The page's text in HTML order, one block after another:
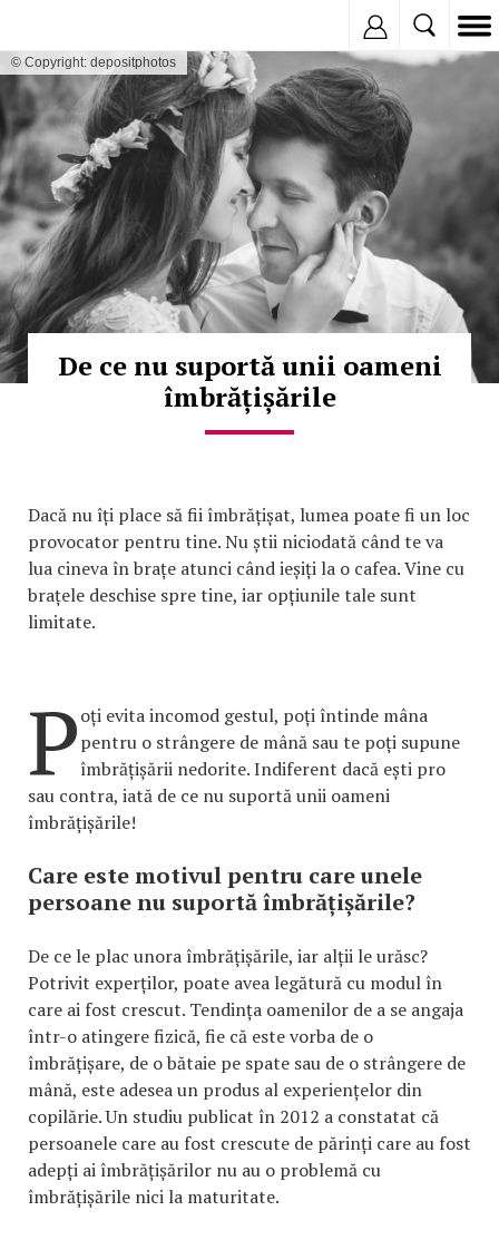
© Copyright: depositphotos
De ce nu suportă unii oameni
îmbrățișările
Dacă nu îți place să fii îmbrățișat, lumea poate fi un loc
provocator pentru tine. Nu știi niciodată când te va
lua cineva în brațe atunci când ieșiți la o cafea. Vine cu
brațele deschise spre tine, iar opțiunile tale sunt
limitate.
Poți evita incomod gestul, poți întinde mâna
pentru o strângere de mână sau te poți supune
îmbrățișării nedorite. Indiferent dacă ești pro
sau contra, iată de ce nu suportă unii oameni
îmbrățișările!
Care este motivul pentru care unele
persoane nu suportă îmbrățișările?
De ce le plac unora îmbrățișările, iar alții le urăsc?
Potrivit experților, poate avea legătură cu modul în
care ai fost crescut. Tendința oamenilor de a se angaja
într-o atingere fizică, fie că este vorba de o
îmbrățișare, de o bătaie pe spate sau de o strângere de
mână, este adesea un produs al experiențelor din
copilărie. Un studiu publicat în 2012 a constatat că
persoanele care au fost crescute de părinți care au fost
adepți ai îmbrățișărilor nu au o problemă cu
îmbrățișările nici la maturitate.